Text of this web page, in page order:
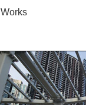
Works